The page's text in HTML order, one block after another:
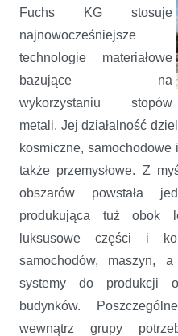
Fuchs KG stosuje
najnowocześniejsze
technologie materiałowe
bazujące na
wykorzystaniu stopów
metali. Jej działalność
kosmiczne, samochodowe
także przemysłowe. Z
obszarów powstała
produkująca tuż obok
luksusowe części i
samochodów, maszyn,
systemy do produkcji
budynków.
wewnątrz grupy